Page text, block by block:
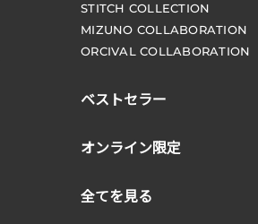
STITCH COLLECTION
MIZUNO COLLABORATION
ORCIVAL COLLABORATION
ベストセラー
オンライン限定
全てを見る